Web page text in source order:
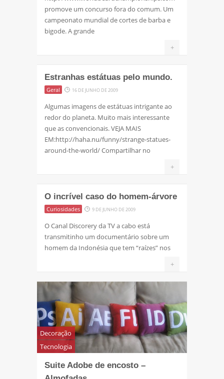
promove um concurso fora do comum. Um
campeonato mundial de cortes de barba e
bigode. A grande
+
Estranhas estátuas pelo mundo.
Geral 16 DE JUNHO DE 2009
Algumas imagens de estátuas intrigante ao
redor do planeta. Muito mais interessante
que as convencionais. VEJA MAIS
EM:http://haha.nu/funny/strange-statues-
around-the-world/ Compartilhar no
+
O incrível caso do homem-árvore
Curiosidades 9 DE JUNHO DE 2009
O Canal Discorery da TV a cabo está
transmitinho um documentário sobre um
homem da Indonésia que tem “raízes” nos
+
Decoração
Tecnologia
Suite Adobe de encosto –